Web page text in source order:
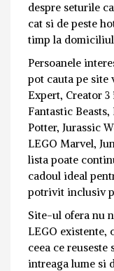
despre seturile
cat si de peste
timp la
Persoanele
pot cauta pe site
Expert, Creator 3
Fantastic
Potter, Jurassic
LEGO Marvel,
lista poate
cadoul ideal
potrivit inclusiv
Site-ul ofera nu
LEGO existente,
ceea ce
intreaga lume si